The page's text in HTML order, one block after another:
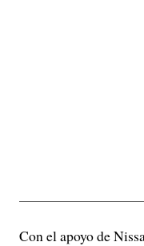
Con el apoyo de